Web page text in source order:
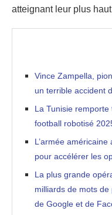
atteignant leur plus
Vince Zampella,
un terrible accident
La Tunisie
football robotisé
L’armée américaine
pour accélérer les
La plus grande
milliards de mots de
de Google et de